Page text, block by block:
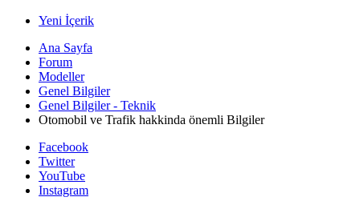
Yeni İçerik
Ana Sayfa
Forum
Modeller
Genel Bilgiler
Genel Bilgiler - Teknik
Otomobil ve Trafik hakkinda önemli Bilgiler
Facebook
Twitter
YouTube
Instagram